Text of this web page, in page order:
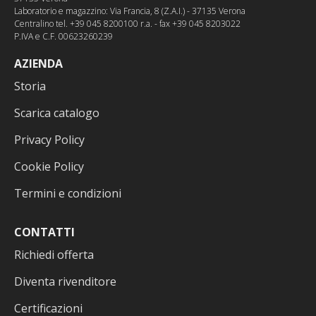
Laboratorio e magazzino: Via Francia, 8 (Z.A.I.) - 37135 Verona
Centralino tel. +39 045 8200100 r.a. - fax +39 045 8203022
P.IVA e C.F. 00623260239
AZIENDA
Storia
Scarica catalogo
Privacy Policy
Cookie Policy
Termini e condizioni
CONTATTI
Richiedi offerta
Diventa rivenditore
Certificazioni